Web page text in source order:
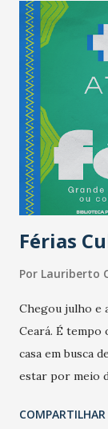
Férias
Por Lauriberto
Chegou julho e
Ceará. É tempo
casa em busca
estar por meio
de nossa gente.
COMPARTILHAR